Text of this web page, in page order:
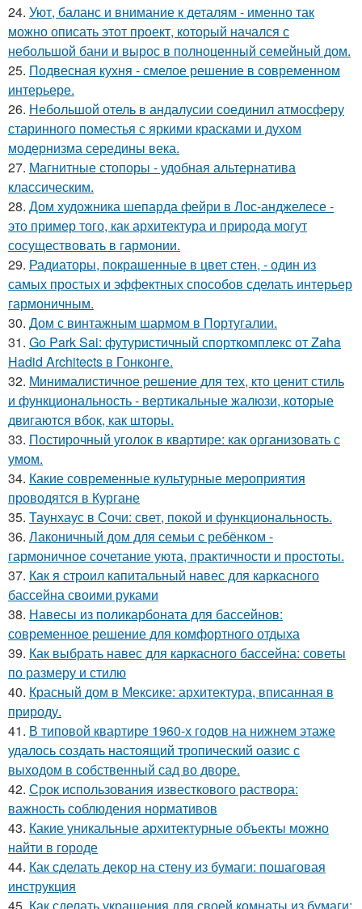
24. Уют, баланс и внимание к деталям - именно так
можно описать этот проект, который начался с
небольшой бани и вырос в полноценный семейный дом.
25. Подвесная кухня - смелое решение в современном
интерьере.
26. Небольшой отель в андалусии соединил атмосферу
старинного поместья с яркими красками и духом
модернизма середины века.
27. Магнитные стопоры - удобная альтернатива
классическим.
28. Дом художника шепарда фейри в Лос-анджелесе -
это пример того, как архитектура и природа могут
сосуществовать в гармонии.
29. Радиаторы, покрашенные в цвет стен, - один из
самых простых и эффектных способов сделать интерьер
гармоничным.
30. Дом с винтажным шармом в Португалии.
31. Go Park Sai: футуристичный спорткомплекс от Zaha
Hadid Architects в Гонконге.
32. Минималистичное решение для тех, кто ценит стиль
и функциональность - вертикальные жалюзи, которые
двигаются вбок, как шторы.
33. Постирочный уголок в квартире: как организовать с
умом.
34. Какие современные культурные мероприятия
проводятся в Кургане
35. Таунхаус в Сочи: свет, покой и функциональность.
36. Лаконичный дом для семьи с ребёнком -
гармоничное сочетание уюта, практичности и простоты.
37. Как я строил капитальный навес для каркасного
бассейна своими руками
38. Навесы из поликарбоната для бассейнов:
современное решение для комфортного отдыха
39. Как выбрать навес для каркасного бассейна: советы
по размеру и стилю
40. Красный дом в Мексике: архитектура, вписанная в
природу.
41. В типовой квартире 1960-х годов на нижнем этаже
удалось создать настоящий тропический оазис с
выходом в собственный сад во дворе.
42. Срок использования известкового раствора:
важность соблюдения нормативов
43. Какие уникальные архитектурные объекты можно
найти в городе
44. Как сделать декор на стену из бумаги: пошаговая
инструкция
45. Как сделать украшения для своей комнаты из бумаги: